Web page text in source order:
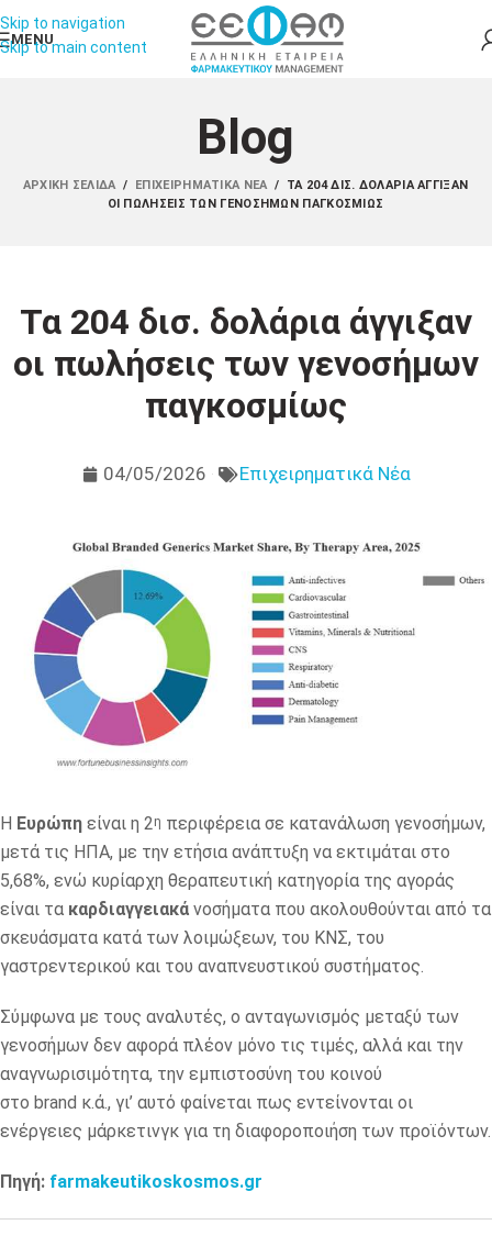
Skip to navigation
Skip to main content
MENU
Blog
ΑΡΧΙΚΉ ΣΕΛΊΔΑ / ΕΠΙΧΕΙΡΗΜΑΤΙΚΆ ΝΈΑ /
ΤΑ 204 ΔΙΣ. ΔΟΛΆΡΙΑ ΆΓΓΙΞΑΝ
ΟΙ ΠΩΛΉΣΕΙΣ ΤΩΝ ΓΕΝΟΣΉΜΩΝ ΠΑΓΚΟΣΜΊΩΣ
Τα 204 δισ. δολάρια άγγιξαν
οι πωλήσεις των γενοσήμων
παγκοσμίως
04/05/2026 Επιχειρηματικά Νέα
Η Ευρώπη είναι η 2η περιφέρεια σε κατανάλωση γενοσήμων,
μετά τις ΗΠΑ, με την ετήσια ανάπτυξη να εκτιμάται στο
5,68%, ενώ κυρίαρχη θεραπευτική κατηγορία της αγοράς
είναι τα καρδιαγγειακά νοσήματα που ακολουθούνται από τα
σκευάσματα κατά των λοιμώξεων, του ΚΝΣ, του
γαστρεντερικού και του αναπνευστικού συστήματος.
Σύμφωνα με τους αναλυτές, ο ανταγωνισμός μεταξύ των
γενοσήμων δεν αφορά πλέον μόνο τις τιμές, αλλά και την
αναγνωρισιμότητα, την εμπιστοσύνη του κοινού
στο brand κ.ά., γι’ αυτό φαίνεται πως εντείνονται οι
ενέργειες μάρκετινγκ για τη διαφοροποιήση των προϊόντων.
Πηγή: farmakeutikoskosmos.gr